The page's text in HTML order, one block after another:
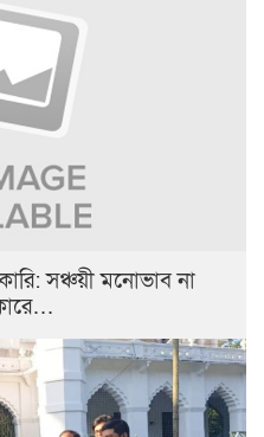
সঞ্চয়ী মনোভাব না